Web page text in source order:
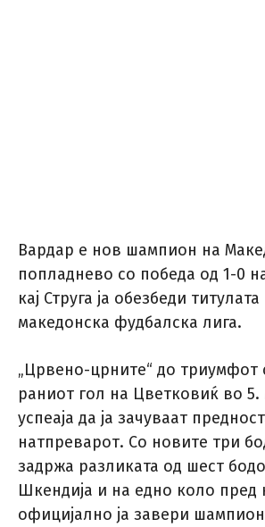
Вардар е нов шампион на
попладнево со победа од 1-0
кај Струга ја обезбеди
македонска фудбалска лига.
„Црвено-црните“ до триумфот
раниот гол на Цветковиќ во
успеаја да ја зачуваат
натпреварот. Со новите три
задржа разликата од шест
Шкендија и на едно коло пред
официјално ја завери